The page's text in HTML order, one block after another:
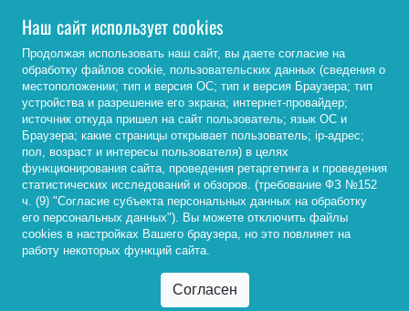
Министерство науки и высшего образования РФ
http://www.minobrnauki.gov.ru/
Министерство просвещения РФ
https://edu.gov.ru/
Федеральный портал «Российское образование»
http://www.edu.ru/
© 2026, ФГБОУ ВО «Байкальский государственный
университет»
Наш сайт использует cookies
Продолжая использовать наш сайт, вы даете согласие на
обработку файлов cookie, пользовательских данных (сведения о
местоположении; тип и версия ОС; тип и версия Браузера; тип
устройства и разрешение его экрана; интернет-провайдер;
источник откуда пришел на сайт пользователь; язык ОС и
Браузера; какие страницы открывает пользователь; ip-адрес;
пол, возраст и интересы пользователя) в целях
функционирования сайта, проведения ретаргетинга и проведения
статистических исследований и обзоров. (требование ФЗ №152
ч. (9) "Согласие субъекта персональных данных на обработку
его персональных данных"). Вы можете отключить файлы
cookies в настройках Вашего браузера, но это повлияет на
работу некоторых функций сайта.